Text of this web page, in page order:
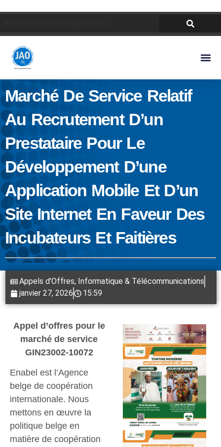
Marché De Service Relatif
Au Recrutement D’un
Prestataire Pour Le
Développement D’une
Application Mobile Et D’un
Site Internet En Faveur Des
Incubateurs Et Faitières
Appels d'Offres, Informatique & Télécommunications
janvier 27, 2026
15:59
Appel d’offres pour le
marché de service
GIN23002-10072
Enabel est l’Agence
belge de coopération
internationale. Nous
mettons en œuvre la
politique belge en
matière de coopération